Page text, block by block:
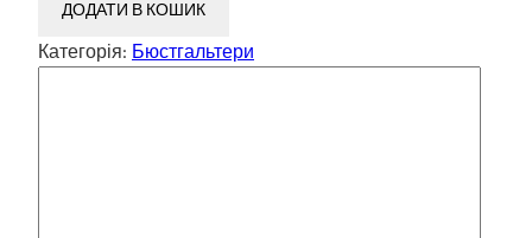
ДОДАТИ В КОШИК
Категорія: Бюстгальтери